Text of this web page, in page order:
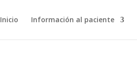
Inicio Información al paciente